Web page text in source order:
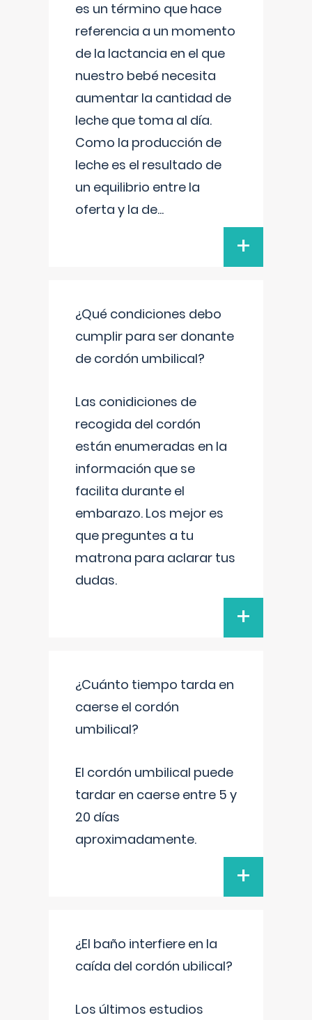
es un término que hace
referencia a un momento
de la lactancia en el que
nuestro bebé necesita
aumentar la cantidad de
leche que toma al día.
Como la producción de
leche es el resultado de
un equilibrio entre la
oferta y la de...
+
¿Qué condiciones debo
cumplir para ser donante
de cordón umbilical?
Las conidiciones de
recogida del cordón
están enumeradas en la
información que se
facilita durante el
embarazo. Los mejor es
que preguntes a tu
matrona para aclarar tus
dudas.
+
¿Cuánto tiempo tarda en
caerse el cordón
umbilical?
El cordón umbilical puede
tardar en caerse entre 5 y
20 días
aproximadamente.
+
¿El baño interfiere en la
caída del cordón ubilical?
Los últimos estudios